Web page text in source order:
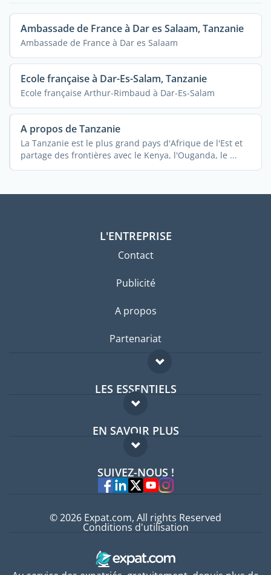
Ambassade de France à Dar es Salaam, Tanzanie
Ambassade de France à Dar es Salaam
Ecole française à Dar-Es-Salam, Tanzanie
Ecole française Arthur-Rimbaud à Dar-Es-Salam
A propos de Tanzanie
La Tanzanie est le plus grand pays d'Afrique de l'Est et
partage des frontières avec le Kenya, l'Ouganda, le ...
L'ENTREPRISE
Contact
Publicité
A propos
Partenariat
LES ESSENTIELS
Forum expatriés
Guides pays
EN SAVOIR PLUS
FAQ
Experts
SUIVEZ-NOUS !
© 2026 Expat.com, All rights Reserved
Conditions d'utilisation